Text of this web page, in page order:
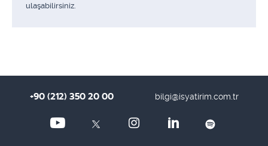
ulaşabilirsiniz.
+90 (212) 350 20 00 bilgi@isyatirim.com.tr